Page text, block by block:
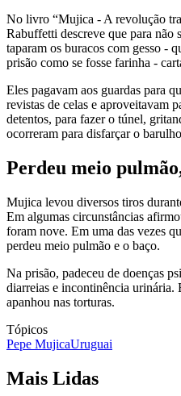
No livro “Mujica - A revolução
Rabuffetti descreve que para não
taparam os buracos com gesso -
prisão como se fosse farinha -
Eles pagavam aos guardas para
revistas de celas e aproveitavam
detentos, para fazer o túnel,
ocorreram para disfarçar o
Perdeu meio
Mujica levou diversos tiros
Em algumas circunstâncias
foram nove. Em uma das vezes
perdeu meio pulmão e o baço.
Na prisão, padeceu de doenças
diarreias e incontinência urinária.
apanhou nas torturas.
Tópicos
Pepe MujicaUruguai
Mais Lidas